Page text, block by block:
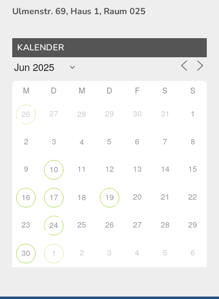
Ulmenstr. 69, Haus 1, Raum 025
KALENDER
M D M D F S S
26 27 28 29 30 31 1
2 3 4 5 6 7 8
9 10 11 12 13 14 15
16 17 18 19 20 21 22
23 24 25 26 27 28 29
30 1 2 3 4 5 6